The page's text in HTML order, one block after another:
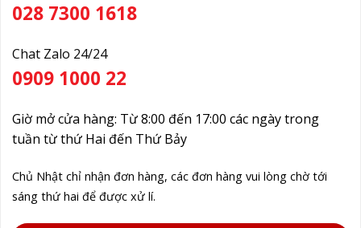
028 7300 1618
Chat Zalo 24/24
0909 1000 22
Giờ mở cửa hàng: Từ 8:00 đến 17:00 các ngày trong
tuần từ thứ Hai đến Thứ Bảy
Chủ Nhật chỉ nhận đơn hàng, các đơn hàng vui lòng chờ tới
sáng thứ hai để được xử lí.